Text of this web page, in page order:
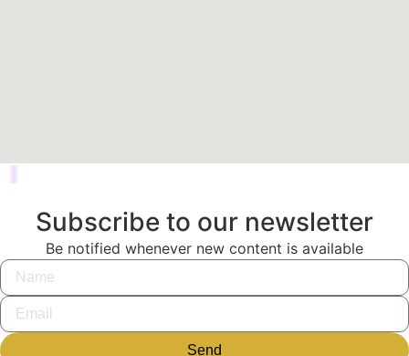
Subscribe to our newsletter
Be notified whenever new content is available
Send